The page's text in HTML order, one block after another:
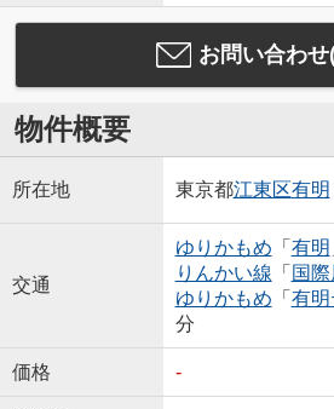
お問い合わせ
物件概要
所在地 東京都江東区有明
交通
ゆりかもめ 「 有明
りんかい線 「 国
ゆりかもめ 「 有明
分
価格 -